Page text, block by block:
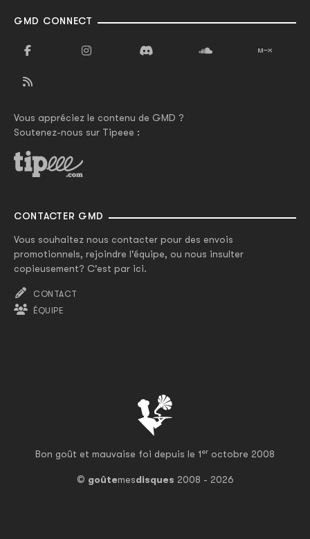
Bon goût et mauvaise foi depuis le 1er octobre 2008
© goûtemesdisques 2008 - 2026
GMD CONNECT
Vous appréciez le contenu de GMD ?
Soutenez-nous sur Tipeee :
CONTACTER GMD
Vous souhaitez nous contacter pour des envois
promotionnels, rejoindre l'équipe, ou nous insulter
copieusement? C'est par ici.
CONTACT
ÉQUIPE